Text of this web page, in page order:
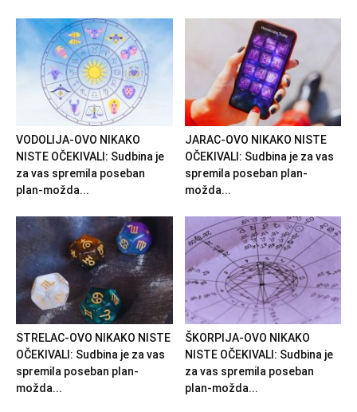
VODOLIJA-OVO NIKAKO
NISTE OČEKIVALI: Sudbina je
za vas spremila poseban
plan-možda...
JARAC-OVO NIKAKO NISTE
OČEKIVALI: Sudbina je za vas
spremila poseban plan-
možda...
STRELAC-OVO NIKAKO NISTE
OČEKIVALI: Sudbina je za vas
spremila poseban plan-
možda...
ŠKORPIJA-OVO NIKAKO
NISTE OČEKIVALI: Sudbina je
za vas spremila poseban
plan-možda...